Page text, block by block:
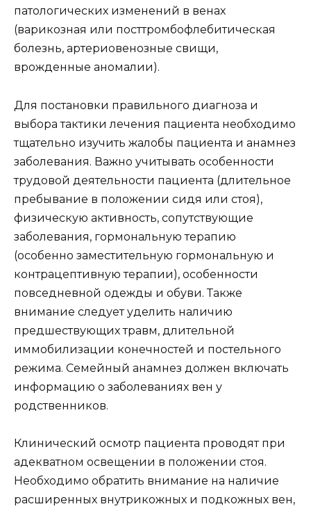
патологических изменений в венах
(варикозная или посттромбофлебитическая
болезнь, артериовенозные свищи,
врожденные аномалии).
Для постановки правильного диагноза и
выбора тактики лечения пациента необходимо
тщательно изучить жалобы пациента и анамнез
заболевания. Важно учитывать особенности
трудовой деятельности пациента (длительное
пребывание в положении сидя или стоя),
физическую активность, сопутствующие
заболевания, гормональную терапию
(особенно заместительную гормональную и
контрацептивную терапии), особенности
повседневной одежды и обуви. Также
внимание следует уделить наличию
предшествующих травм, длительной
иммобилизации конечностей и постельного
режима. Семейный анамнез должен включать
информацию о заболеваниях вен у
родственников.
Клинический осмотр пациента проводят при
адекватном освещении в положении стоя.
Необходимо обратить внимание на наличие
расширенных внутрикожных и подкожных вен,